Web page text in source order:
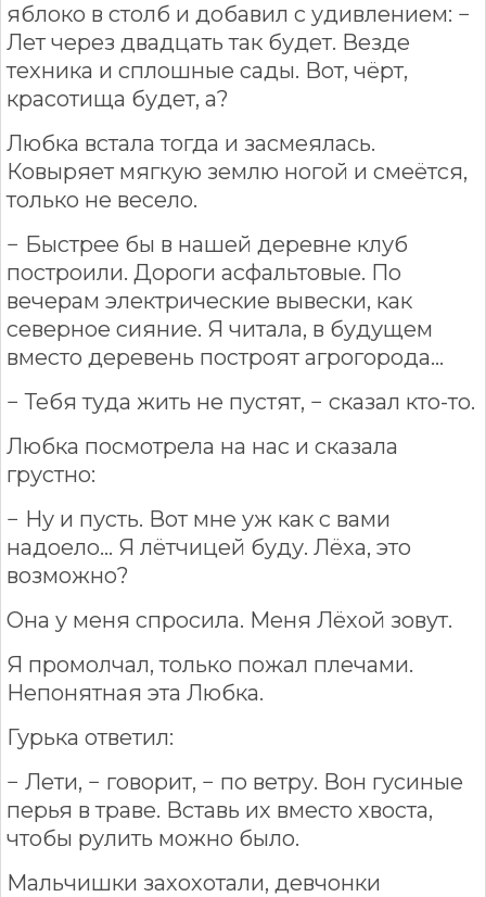
яблоко в столб и добавил с удивлением: −
Лет через двадцать так будет. Везде
техника и сплошные сады. Вот, чёрт,
красотища будет, а?
Любка встала тогда и засмеялась.
Ковыряет мягкую землю ногой и смеётся,
только не весело.
− Быстрее бы в нашей деревне клуб
построили. Дороги асфальтовые. По
вечерам электрические вывески, как
северное сияние. Я читала, в будущем
вместо деревень построят агрогорода...
− Тебя туда жить не пустят, − сказал кто-то.
Любка посмотрела на нас и сказала
грустно:
− Ну и пусть. Вот мне уж как с вами
надоело... Я лётчицей буду. Лёха, это
возможно?
Она у меня спросила. Меня Лёхой зовут.
Я промолчал, только пожал плечами.
Непонятная эта Любка.
Гурька ответил:
− Лети, − говорит, − по ветру. Вон гусиные
перья в траве. Вставь их вместо хвоста,
чтобы рулить можно было.
Мальчишки захохотали, девчонки